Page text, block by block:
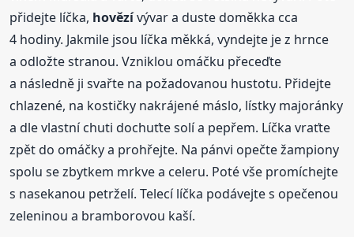
přidejte líčka, hovězívývar a duste doměkka cca
4 hodiny. Jakmile jsou líčka měkká, vyndejte je z hrnce
a odložte stranou. Vzniklou omáčku přeceďte
a následně ji svařte na požadovanou hustotu. Přidejte
chlazené, na kostičky nakrájené máslo, lístky majoránky
a dle vlastní chuti dochuťte solí a pepřem. Líčka vraťte
zpět do omáčky a prohřejte. Na pánvi opečte žampiony
spolu se zbytkem mrkve a celeru. Poté vše promíchejte
s nasekanou petrželí. Telecí líčka podávejte s opečenou
zeleninou a bramborovou kaší.